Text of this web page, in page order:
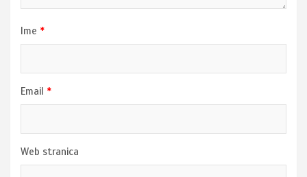
Ime *
Email *
Web stranica